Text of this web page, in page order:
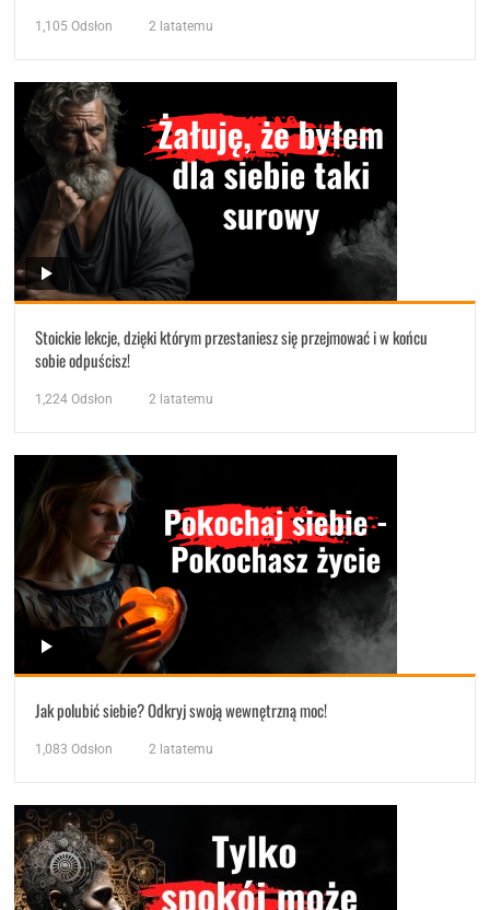
1,105 Odsłon 2 latatemu
Stoickie lekcje, dzięki którym przestaniesz się przejmować i w końcu
sobie odpuścisz!
1,224 Odsłon 2 latatemu
Jak polubić siebie? Odkryj swoją wewnętrzną moc!
1,083 Odsłon 2 latatemu